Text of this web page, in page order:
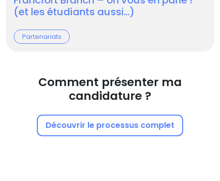
(et les étudiants aussi…)
Partenariats
Comment présenter ma
candidature ?
Découvrir le processus complet